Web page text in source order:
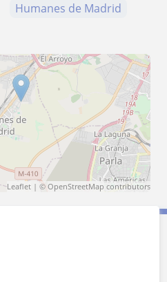
Humanes de Madrid
Leaflet | © OpenStreetMap contributors